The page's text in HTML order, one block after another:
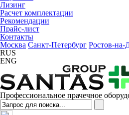
Лизинг
Расчет комплектации
Рекомендации
Прайс-лист
Контакты
Москва Санкт-Петербург Ростов-на-
RUS
ENG
Профессиональное прачечное